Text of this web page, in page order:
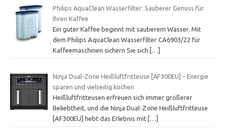
Philips AquaClean Wasserfilter: Sauberer Genuss für
Ihren Kaffee
Ein guter Kaffee beginnt mit sauberem Wasser. Mit
dem Philips AquaClean Wasserfilter CA6903/22 für
Kaffeemaschinen sichern Sie sich
[…]
Ninja Dual-Zone Heißluftfritteuse [AF300EU] – Energie
sparen und vielseitig kochen
Heißluftfritteusen erfreuen sich immer größerer
Beliebtheit, und die Ninja Dual-Zone Heißluftfritteuse
[AF300EU] hebt das Erlebnis mit […]